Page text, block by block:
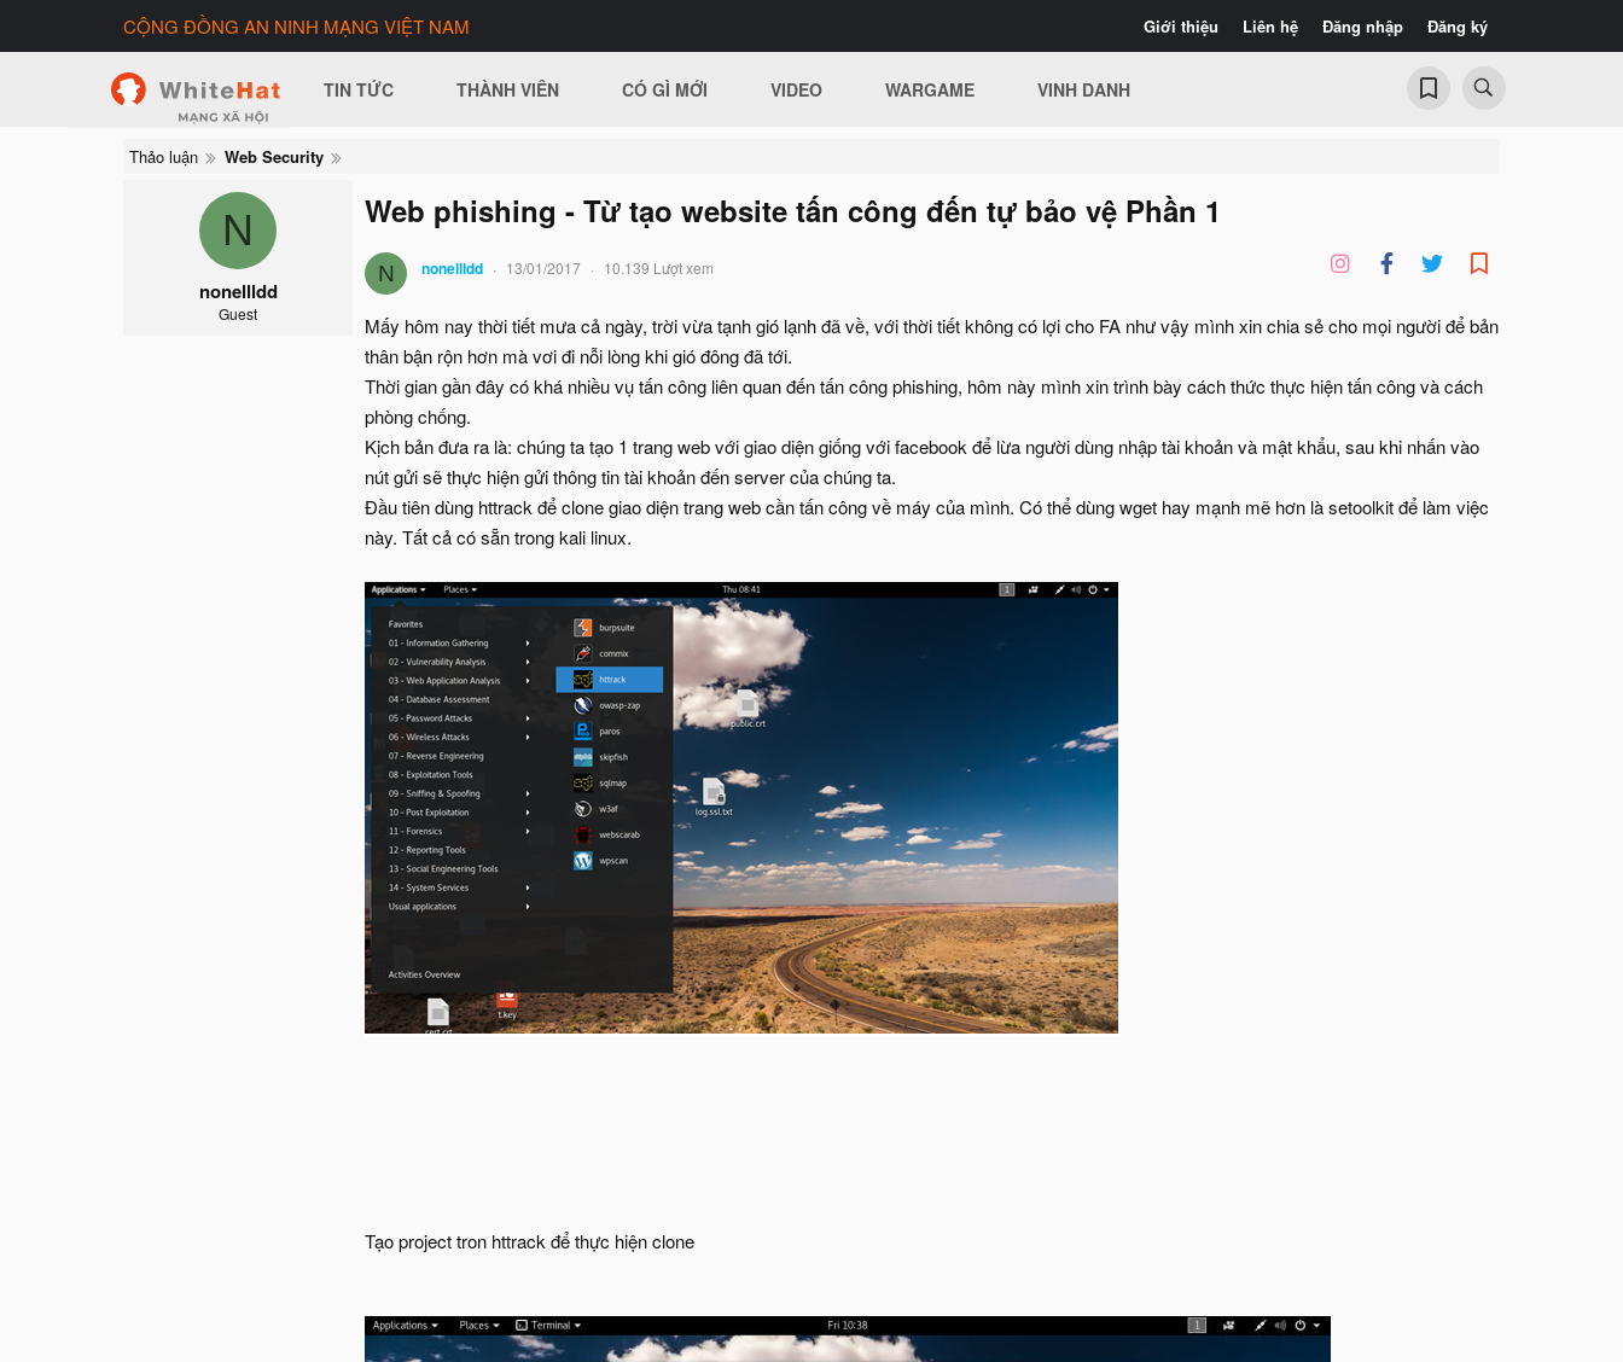
Giới thiệu Liên hệ Đăng nhập Đăng ký
CỘNG ĐỒNG AN NINH MẠNG VIỆT NAM
TIN TỨC THÀNH VIÊN CÓ GÌ MỚI VIDEO WARGAME VINH DANH
Thảo luận Web Security
N
nonellldd
Guest
Web phishing - Từ tạo website tấn công đến tự bảo vệ Phần 1
N nonellldd 13/01/2017 10.139 Lượt xem
Mấy hôm nay thời tiết mưa cả ngày, trời vừa tạnh gió lạnh đã về, với thời tiết không có lợi cho FA như vậy mình xin chia sẻ cho mọi người để bản
thân bận rộn hơn mà vơi đi nỗi lòng khi gió đông đã tới.
Thời gian gần đây có khá nhiều vụ tấn công liên quan đến tấn công phishing, hôm này mình xin trình bày cách thức thực hiện tấn công và cách
phòng chống.
Kịch bản đưa ra là: chúng ta tạo 1 trang web với giao diện giống với facebook để lừa người dùng nhập tài khoản và mật khẩu, sau khi nhấn vào
nút gửi sẽ thực hiện gửi thông tin tài khoản đến server của chúng ta.
Đầu tiên dùng httrack để clone giao diện trang web cần tấn công về máy của mình. Có thể dùng wget hay mạnh mẽ hơn là setoolkit để làm việc
này. Tất cả có sẵn trong kali linux.
Tạo project tron httrack để thực hiện clone